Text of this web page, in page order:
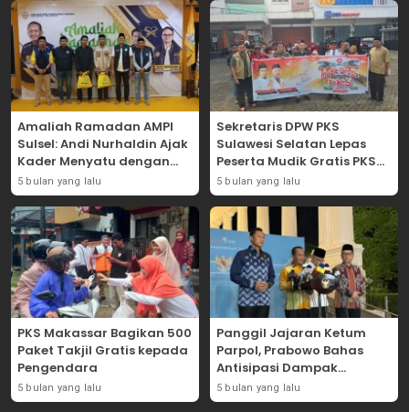
Amaliah Ramadan AMPI
Sulsel: Andi Nurhaldin Ajak
Kader Menyatu dengan
Kaum Dhuafa
5 bulan yang lalu
Sekretaris DPW PKS
Sulawesi Selatan Lepas
Peserta Mudik Gratis PKS
2026
5 bulan yang lalu
PKS Makassar Bagikan 500
Paket Takjil Gratis kepada
Pengendara
5 bulan yang lalu
Panggil Jajaran Ketum
Parpol, Prabowo Bahas
Antisipasi Dampak
Geopolitik Dunia Usia
Konflik Iran-AS
5 bulan yang lalu